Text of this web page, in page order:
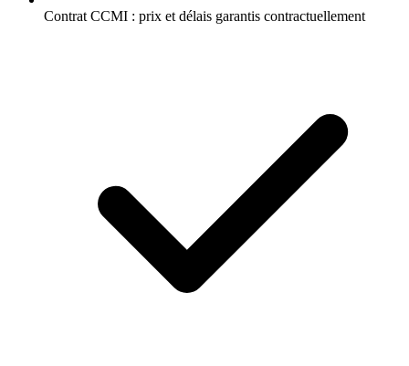
Contrat CCMI : prix et délais garantis contractuellement